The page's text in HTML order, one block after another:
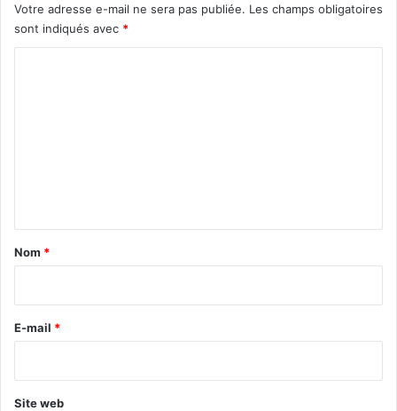
Votre adresse e-mail ne sera pas publiée. Les champs obligatoires
sont indiqués avec *
a
e
Nom *
E-mail *
Site web